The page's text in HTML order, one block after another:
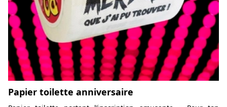
Papier toilette anniversaire